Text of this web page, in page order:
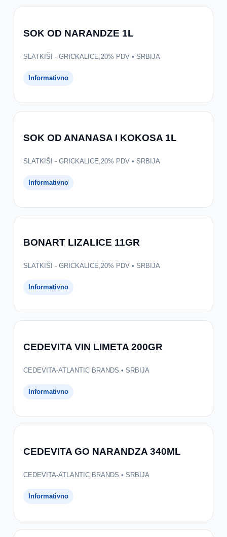
SOK OD NARANDZE 1L
SLATKIŠI - GRICKALICE,20% PDV • SRBIJA
Informativno
SOK OD ANANASA I KOKOSA 1L
SLATKIŠI - GRICKALICE,20% PDV • SRBIJA
Informativno
BONART LIZALICE 11GR
SLATKIŠI - GRICKALICE,20% PDV • SRBIJA
Informativno
CEDEVITA VIN LIMETA 200GR
CEDEVITA-ATLANTIC BRANDS • SRBIJA
Informativno
CEDEVITA GO NARANDZA 340ML
CEDEVITA-ATLANTIC BRANDS • SRBIJA
Informativno